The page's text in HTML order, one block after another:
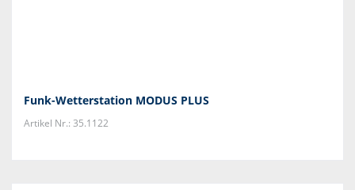
Funk-Wetterstation MODUS PLUS
Artikel Nr.: 35.1122